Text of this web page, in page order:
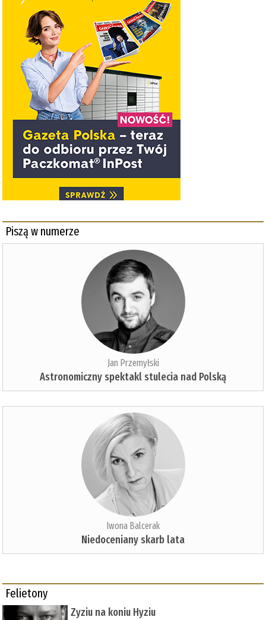
Piszą w numerze
Jan Przemyłski
Astronomiczny spektakl stulecia nad Polską
Iwona Balcerak
Niedoceniany skarb lata
Felietony
Zyziu na koniu Hyziu